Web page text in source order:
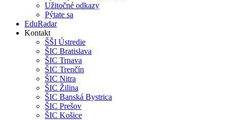
Užitočné odkazy
Pýtate sa
EduRadar
Kontakt
ŠŠI Ústredie
ŠIC Bratislava
ŠIC Trnava
ŠIC Trenčín
ŠIC Nitra
ŠIC Žilina
ŠIC Banská Bystrica
ŠIC Prešov
ŠIC Košice